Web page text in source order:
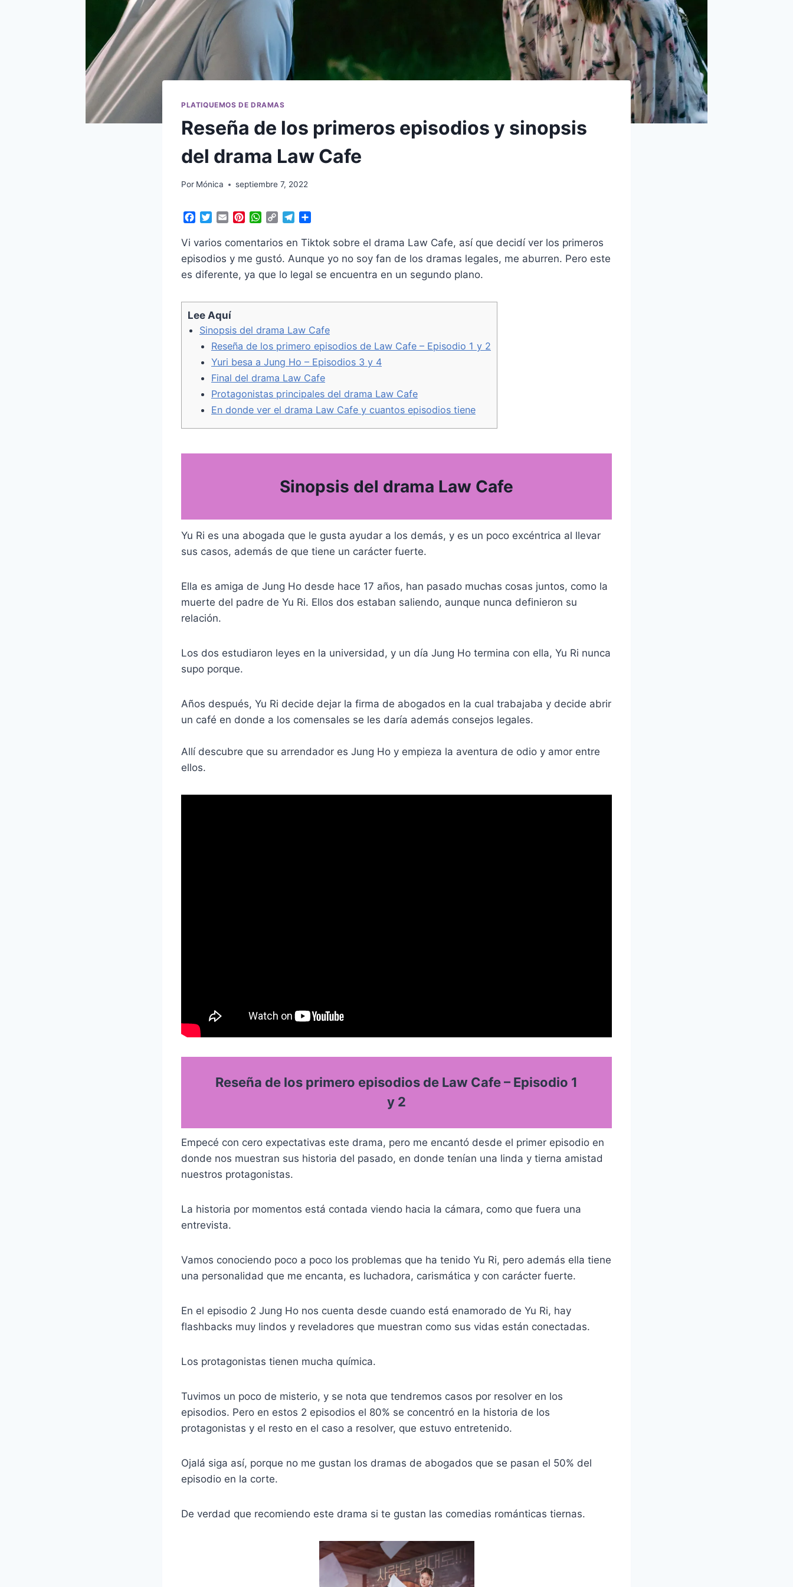
PLATIQUEMOS DE DRAMAS
Reseña de los primeros episodios y sinopsis
del drama Law Cafe
Por Mónica septiembre 7, 2022
c
b
o
k
i
t
t
e
a
l
n
e
r
s
W
a
s
A
p
C
p
y
L
i
k
l
g
r
m
m
a
r
i
Vi varios comentarios en Tiktok sobre el drama Law Cafe, así que decidí ver los primeros
episodios y me gustó. Aunque yo no soy fan de los dramas legales, me aburren. Pero este
es diferente, ya que lo legal se encuentra en un segundo plano.
Lee Aquí
Sinopsis del drama Law Cafe
Reseña de los primero episodios de Law Cafe – Episodio 1 y 2
Yuri besa a Jung Ho – Episodios 3 y 4
Final del drama Law Cafe
Protagonistas principales del drama Law Cafe
En donde ver el drama Law Cafe y cuantos episodios tiene
Sinopsis del drama Law Cafe
Yu Ri es una abogada que le gusta ayudar a los demás, y es un poco excéntrica al llevar
sus casos, además de que tiene un carácter fuerte.
Ella es amiga de Jung Ho desde hace 17 años, han pasado muchas cosas juntos, como la
muerte del padre de Yu Ri. Ellos dos estaban saliendo, aunque nunca definieron su
relación.
Los dos estudiaron leyes en la universidad, y un día Jung Ho termina con ella, Yu Ri nunca
supo porque.
Años después, Yu Ri decide dejar la firma de abogados en la cual trabajaba y decide abrir
un café en donde a los comensales se les daría además consejos legales.
Allí descubre que su arrendador es Jung Ho y empieza la aventura de odio y amor entre
ellos.
Reseña de los primero episodios de Law Cafe – Episodio 1
y 2
Empecé con cero expectativas este drama, pero me encantó desde el primer episodio en
donde nos muestran sus historia del pasado, en donde tenían una linda y tierna amistad
nuestros protagonistas.
La historia por momentos está contada viendo hacia la cámara, como que fuera una
entrevista.
Vamos conociendo poco a poco los problemas que ha tenido Yu Ri, pero además ella tiene
una personalidad que me encanta, es luchadora, carismática y con carácter fuerte.
En el episodio 2 Jung Ho nos cuenta desde cuando está enamorado de Yu Ri, hay
flashbacks muy lindos y reveladores que muestran como sus vidas están conectadas.
Los protagonistas tienen mucha química.
Tuvimos un poco de misterio, y se nota que tendremos casos por resolver en los
episodios. Pero en estos 2 episodios el 80% se concentró en la historia de los
protagonistas y el resto en el caso a resolver, que estuvo entretenido.
Ojalá siga así, porque no me gustan los dramas de abogados que se pasan el 50% del
episodio en la corte.
De verdad que recomiendo este drama si te gustan las comedias románticas tiernas.